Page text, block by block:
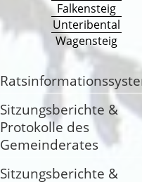
Falkensteig
Unteribental
Wagensteig
Sitzungsberichte &
Protokolle des
Gemeinderates
Sitzungsberichte &